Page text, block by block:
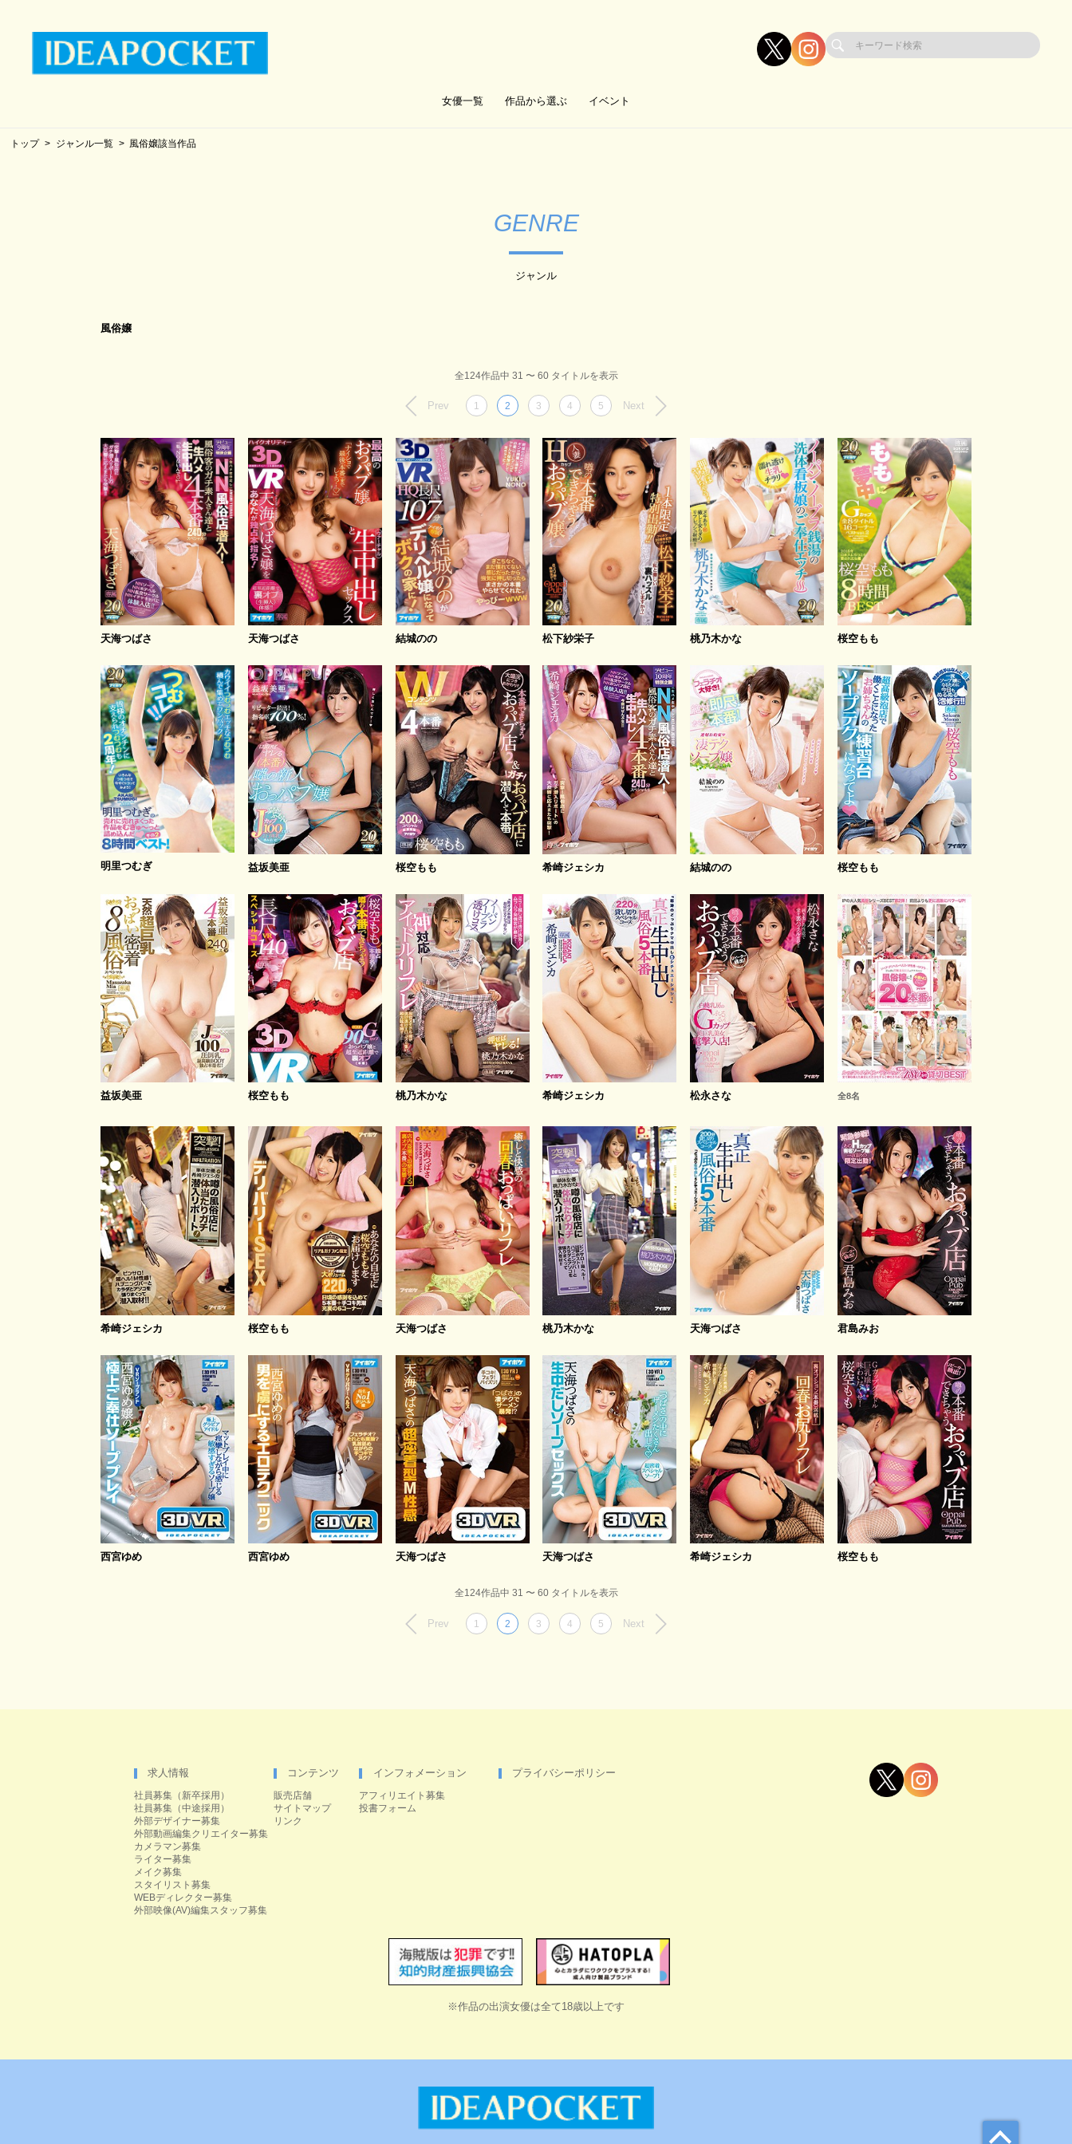
女優一覧 作品から選ぶ イベント
トップ ジャンル一覧 風俗嬢該当作品
GENRE
ジャンル
風俗嬢
全124作品中 31 〜 60 タイトルを表示
Prev 1 2 3 4 5 Next
天海つばさ 天海つばさ 結城のの 松下紗栄子 桃乃木かな 桜空もも
明里つむぎ 益坂美亜 桜空もも 希崎ジェシカ 結城のの 桜空もも
益坂美亜 桜空もも 桃乃木かな 希崎ジェシカ 松永さな 全8名
希崎ジェシカ 桜空もも 天海つばさ 桃乃木かな 天海つばさ 君島みお
西宮ゆめ 西宮ゆめ 天海つばさ 天海つばさ 希崎ジェシカ 桜空もも
全124作品中 31 〜 60 タイトルを表示
Prev 1 2 3 4 5 Next
求人情報
社員募集（新卒採用）
社員募集（中途採用）
外部デザイナー募集
外部動画編集クリエイター募集
カメラマン募集
ライター募集
メイク募集
スタイリスト募集
WEBディレクター募集
外部映像(AV)編集スタッフ募集
コンテンツ
販売店舗
サイトマップ
リンク
インフォメーション
アフィリエイト募集
投書フォーム
プライバシーポリシー
※作品の出演女優は全て18歳以上です